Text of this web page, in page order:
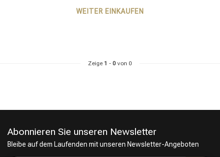
Stylingprodukte Haarfärbung
WEITER EINKAUFEN
Zeige 1 - 0 von 0
Abonnieren Sie unseren Newsletter
Bleibe auf dem Laufenden mit unseren Newsletter-Angeboten